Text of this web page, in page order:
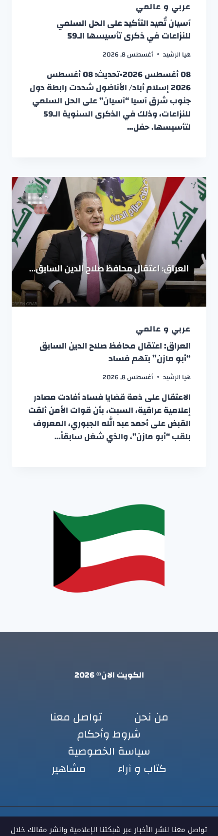
عربي و عالمي
آسيان تُعيد التأكيد على الحل السلمي
للنزاعات في ذكرى تأسيسها الـ59
هيا الرشيد أغسطس 8, 2026
08 أغسطس 2026•تحديث: 08 أغسطس
2026 إسلام أباد/ الأناضول شددت رابطة دول
جنوب شرق آسيا “آسيان” على الحل السلمي
للنزاعات، وذلك في الذكرى السنوية الـ59
لتأسيسها. حفل…
عربي و عالمي
العراق: اعتقال محافظ صلاح الدين السابق
“أبو مازن” بتهم فساد
هيا الرشيد أغسطس 8, 2026
الاعتقال على ذمة قضايا فساد أفادت مصادر
إعلامية عراقية، السبت، بأن قوات الأمن ألقت
القبض على أحمد عبد الله الجبوري، المعروف
بلقب “أبو مازن”، والذي شغل سابقاً…
الكويت الان© 2026
من نحن
تواصل معنا
شروط وأحكام
سياسة الخصوصية
كتاب و آراء
مشاهير
تواصل معنا لنشر الأخبار عبر شبكتنا الإعلامية وانشر مقالك خلال